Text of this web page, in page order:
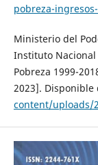
pobreza-
Ministerio del
Instituto Nacional
Pobreza 1999-
2023]. Disponible
content/uploads/